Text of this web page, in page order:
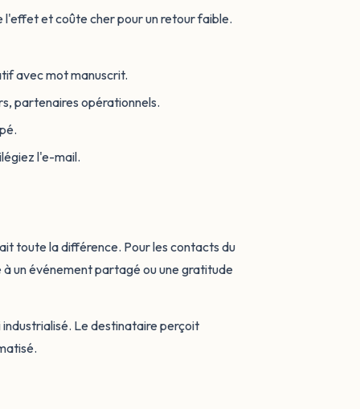
l'effet et coûte cher pour un retour faible.
avec mot manuscrit.
partenaires opérationnels.
l'e-mail.
toute la différence. Pour les contacts du
un événement partagé ou une gratitude
Le destinataire perçoit